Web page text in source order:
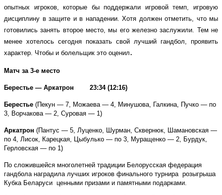
опытных игроков, которые бы поддержали игровой темп, игровую
дисциплину в защите и в нападении. Хотя должен отметить, что мы
готовились занять второе место, мы его железно заслужили. Тем не
менее хотелось сегодня показать свой лучший гандбол, проявить
характер. Чтобы и болельщик это оценил.
Матч за 3-е место
Берестье — Аркатрон 23:34 (12:16)
Берестье (Пекун — 7, Можаева — 4, Минушова, Галкина, Пучко — по
3, Ворчакова — 2, Суровая — 1)
Аркатрон (Пантус — 5, Луценко, Шурман, Сквернюк, Шамановская —
по 4, Лисок, Карецкая, Цыбулько — по 3, Муращенко — 2, Бурдук,
Герловская — по 1)
По сложившейся многолетней традиции Белорусская федерация
гандбола наградила лучших игроков финального турнира розыгрыша
Кубка Беларуси ценными призами и памятными подарками.